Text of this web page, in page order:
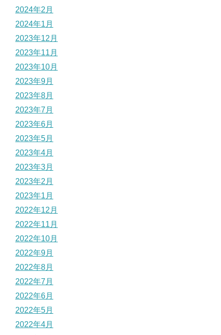
2024年2月
2024年1月
2023年12月
2023年11月
2023年10月
2023年9月
2023年8月
2023年7月
2023年6月
2023年5月
2023年4月
2023年3月
2023年2月
2023年1月
2022年12月
2022年11月
2022年10月
2022年9月
2022年8月
2022年7月
2022年6月
2022年5月
2022年4月